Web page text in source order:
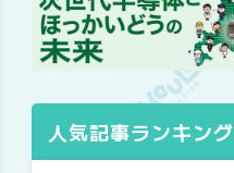
人気記事ランキング